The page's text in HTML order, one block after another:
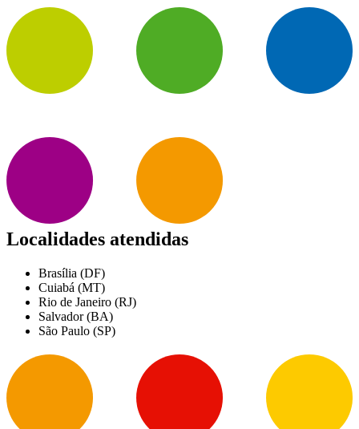
Localidades atendidas
Brasília (DF)
Cuiabá (MT)
Rio de Janeiro (RJ)
Salvador (BA)
São Paulo (SP)